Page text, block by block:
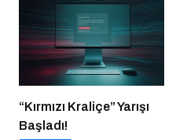
“Kırmızı Kraliçe” Yarışı
Başladı!